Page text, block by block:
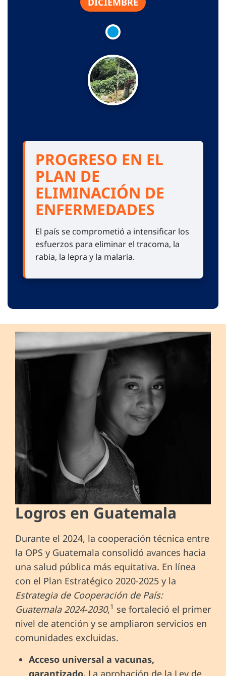
PROGRESO EN EL
PLAN DE
ELIMINACIÓN DE
ENFERMEDADES
El país se comprometió a intensificar los
esfuerzos para eliminar el tracoma, la
rabia, la lepra y la malaria.
Logros en Guatemala
Durante el 2024, la cooperación técnica entre
la OPS y Guatemala consolidó avances hacia
una salud pública más equitativa. En línea
con el Plan Estratégico 2020-2025 y la
Estrategia de Cooperación de País:
Guatemala 2024-2030,1 se fortaleció el primer
nivel de atención y se ampliaron servicios en
comunidades excluidas.
Acceso universal a vacunas,